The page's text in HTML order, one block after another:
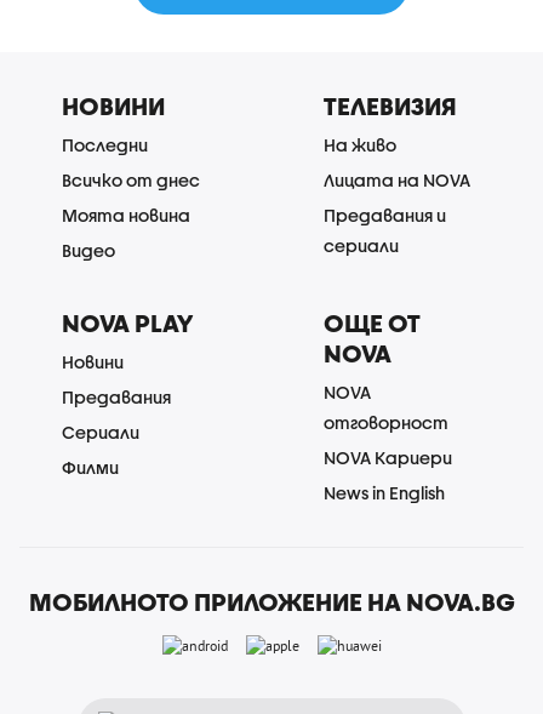
НОВИНИ
Последни
Всичко от днес
Моята новина
Видео
ТЕЛЕВИЗИЯ
На живо
Лицата на NOVA
Предавания и
сериали
NOVA PLAY
Новини
Предавания
Сериали
Филми
ОЩЕ ОТ
NOVA
NOVA
отговорност
NOVA Кариери
News in English
МОБИЛНОТО ПРИЛОЖЕНИЕ НА NOVA.BG